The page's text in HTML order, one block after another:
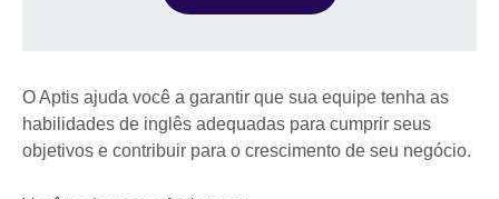
O Aptis ajuda você a garantir que sua equipe tenha as
habilidades de inglês adequadas para cumprir seus
objetivos e contribuir para o crescimento de seu negócio.